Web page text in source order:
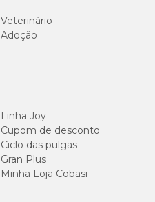
Veterinário
Adoção
Linha Joy
Cupom de desconto
Ciclo das pulgas
Gran Plus
Minha Loja Cobasi